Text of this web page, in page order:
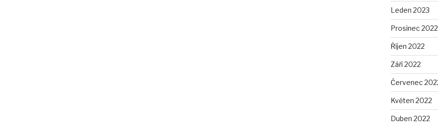
Leden 2023
Prosinec 2022
Říjen 2022
Září 2022
Červenec
Květen 2022
Duben 2022